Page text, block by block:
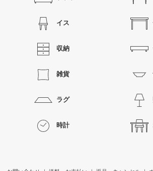
イス
収納
雑貨
ラグ
時計